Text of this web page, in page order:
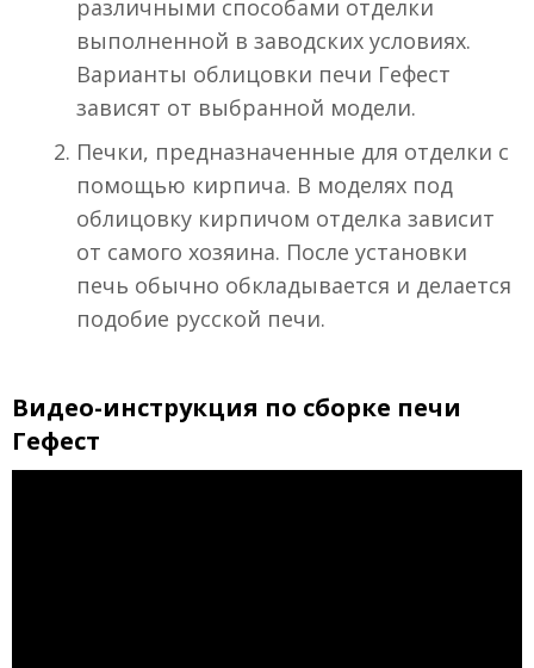
различными способами отделки
выполненной в заводских условиях.
Варианты облицовки печи Гефест
зависят от выбранной модели.
Печки, предназначенные для отделки с
помощью кирпича. В моделях под
облицовку кирпичом отделка зависит
от самого хозяина. После установки
печь обычно обкладывается и делается
подобие русской печи.
Видео-инструкция по сборке печи
Гефест